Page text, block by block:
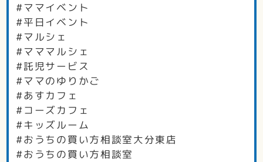
#ママイベント
#平日イベント
#マルシェ
#マママルシェ
#託児サービス
#ママのゆりかご
#あすカフェ
#コーズカフェ
#キッズルーム
#おうちの買い方相談室大分東店
#おうちの買い方相談室